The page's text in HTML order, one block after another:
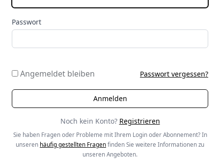
Passwort
Angemeldet bleiben Passwort vergessen?
Noch kein Konto? Registrieren
Sie haben Fragen oder Probleme mit Ihrem Login oder Abonnement? In
unseren häufig gestellten Fragen finden Sie weitere Informationen zu
unseren Angeboten.